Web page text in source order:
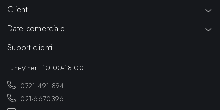
Clienti
Date comerciale
Suport clienti
Luni-Vineri 10.00-18.00
0721.491.894
021-6670396